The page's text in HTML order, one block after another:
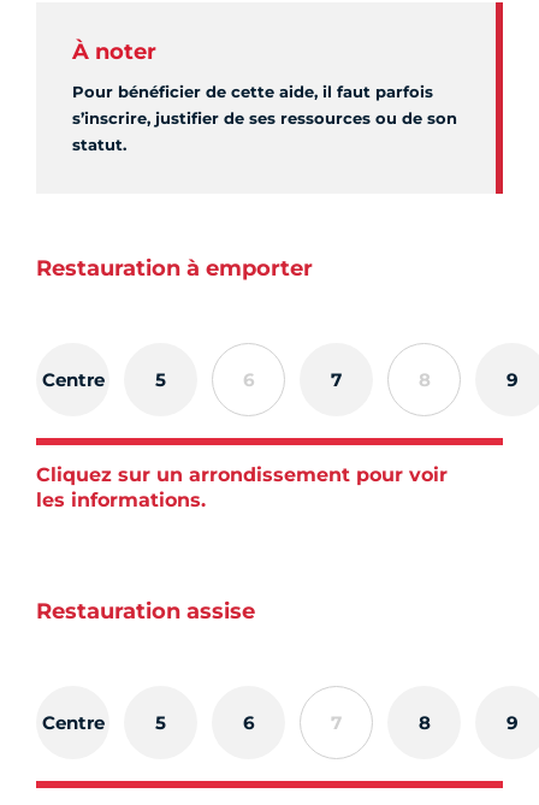
À noter
Pour bénéficier de cette aide, il faut parfois
s’inscrire, justifier de ses ressources ou de son
statut.
Restauration à emporter
Centre 5 6 7 8 9
Cliquez sur un arrondissement pour voir
les informations.
Restauration assise
Centre 5 6 7 8 9